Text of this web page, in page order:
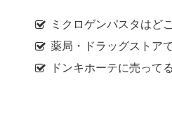
ミクロゲンパスタはど
薬局・ドラッグストア
ドンキホーテに売って